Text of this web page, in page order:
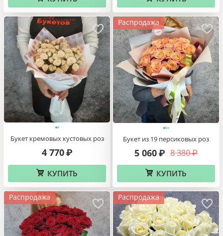
Букет кремовых кустовых роз
4 770 ₽
КУПИТЬ
Распродажа
Букет из 19 персиковых роз
8 380 ₽
5 060₽
КУПИТЬ
Распродажа Распродажа